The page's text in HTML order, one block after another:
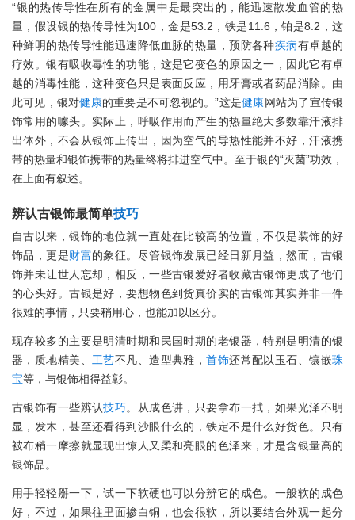
“银的热传导性在所有的金属中是最突出的，能迅速散发血管的热
量，假设银的热传导性为100，金是53.2，铁是11.6，铂是8.2，这
种鲜明的热传导性能迅速降低血脉的热量，预防各种疾病有卓越的
疗效。银有吸收毒性的功能，这是它变色的原因之一，因此它有卓
越的消毒性能，这种变色只是表面反应，用牙膏或者药品消除。由
此可见，银对健康的重要是不可忽视的。”这是健康网站为了宣传银
饰常用的噱头。实际上，呼吸作用而产生的热量绝大多数靠汗液排
出体外，不会从银饰上传出，因为空气的导热性能并不好，汗液携
带的热量和银饰携带的热量终将排进空气中。至于银的“灭菌”功效，
在上面有叙述。
辨认古银饰最简单技巧
自古以来，银饰的地位就一直处在比较高的位置，不仅是装饰的好
饰品，更是财富的象征。尽管银饰发展已经日新月益，然而，古银
饰并未让世人忘却，相反，一些古银爱好者收藏古银饰更成了他们
的心头好。古银是好，要想物色到货真价实的古银饰其实并非一件
很难的事情，只要稍用心，也能加以区分。
现存较多的主要是明清时期和民国时期的老银器，特别是明清的银
器，质地精美、 工艺不凡、造型典雅，首饰还常配以玉石、镶嵌珠
宝等，与银饰相得益彰。
古银饰有一些辨认技巧。从成色讲，只要拿布一拭，如果光泽不明
显，发木，甚至还看得到沙眼什么的，铁定不是什么好货色。只有
被布稍一摩擦就显现出惊人又柔和亮眼的色泽来，才是含银量高的
银饰品。
用手轻轻掰一下，试一下软硬也可以分辨它的成色。一般软的成色
好，不过，如果往里面掺白铜，也会很软，所以要结合外观一起分